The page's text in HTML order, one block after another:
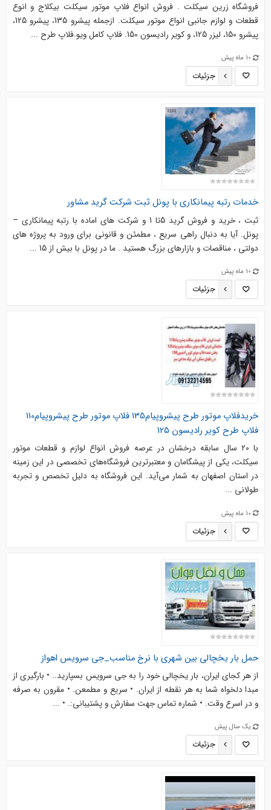
فروشگاه زرین سیکلت . فروش انواع فلاپ موتور سیکلت بیکلاج و انوع
قطعات و لوازم جانبی انواع موتور سیکلت. ازجمله پیشرو 135، پیشرو 125،
پیشرو 150، لیزر 125، و کویر رادیسون 150. فلاپ کامل ویو.فلاپ طرح ...
10 ماه پیش
جزئیات
خدمات رتبه پیمانکاری با پونل ثبت شرکت گرید مشاور
ثبت ، خرید و فروش گرید 5تا 1 و شرکت های اماده با رتبه پیمانکاری –
پونل. آیا به دنبال راهی سریع ، مطمئن و قانونی برای ورود به پروژه های
دولتی ، مناقصات و بازارهای بزرگ هستید . ما در پونل با بیش از 15 ...
10 ماه پیش
جزئیات
خریدفلاپ موتور طرح پیشروپیام135 فلاپ موتور طرح پیشروپیام110
فلاپ طرح کویر رادیسون 125
با ۲۰ سال سابقه درخشان در عرصه فروش انواع لوازم و قطعات موتور
سیکلت، یکی از پیشگامان و معتبرترین فروشگاه‌های تخصصی در این زمینه
در استان اصفهان به شمار می‌آید. این فروشگاه به دلیل تخصص و تجربه
طولانی ...
10 ماه پیش
جزئیات
حمل بار یخچالی بین شهری با نرخ مناسب_جی سرویس اهواز
از هر کجای ایران، بار یخچالی خود را به جی سرویس بسپارید.. • بارگیری از
مبدا دلخواه شما به هر نقطه از ایران. • سریع و مطمعن. • مقرون به صرفه
و در اسرع وقت. • شماره تماس جهت سفارش و پشتیبانی:. • ...
یک سال پیش
جزئیات